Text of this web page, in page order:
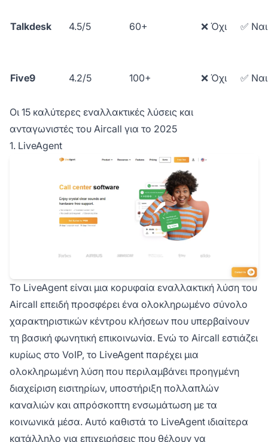
Talkdesk 4.5/5 60+ ❌ Όχι ✅ Ναι
Five9 4.2/5 100+ ❌ Όχι ✅ Ναι
Οι 15 καλύτερες εναλλακτικές λύσεις και
ανταγωνιστές του Aircall για το 2025
1. LiveAgent
Το LiveAgent είναι μια κορυφαία εναλλακτική λύση του
Aircall επειδή προσφέρει ένα ολοκληρωμένο σύνολο
χαρακτηριστικών κέντρου κλήσεων που υπερβαίνουν
τη βασική φωνητική επικοινωνία. Ενώ το Aircall εστιάζει
κυρίως στο VoIP, το LiveAgent παρέχει μια
ολοκληρωμένη λύση που περιλαμβάνει προηγμένη
διαχείριση εισιτηρίων, υποστήριξη πολλαπλών
καναλιών και απρόσκοπτη ενσωμάτωση με τα
κοινωνικά μέσα. Αυτό καθιστά το LiveAgent ιδιαίτερα
κατάλληλο για επιχειρήσεις που θέλουν να